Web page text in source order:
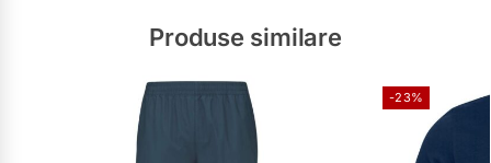
Produse similare
-23%